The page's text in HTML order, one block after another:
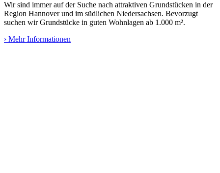
Wir sind immer auf der Suche nach attraktiven Grundstücken in der
Region Hannover und im südlichen Niedersachsen. Bevorzugt
suchen wir Grundstücke in guten Wohnlagen ab 1.000 m².
› Mehr Informationen